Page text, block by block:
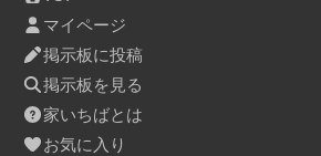
マイページ
掲示板に投稿
掲示板を見る
家いちばとは
お気に入り